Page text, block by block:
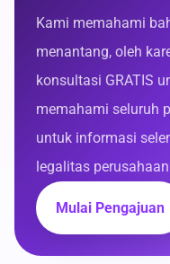
Kami memahami
menantang, oleh
konsultasi GRATIS
memahami seluruh
untuk informasi
legalitas
Mulai Pengajuan